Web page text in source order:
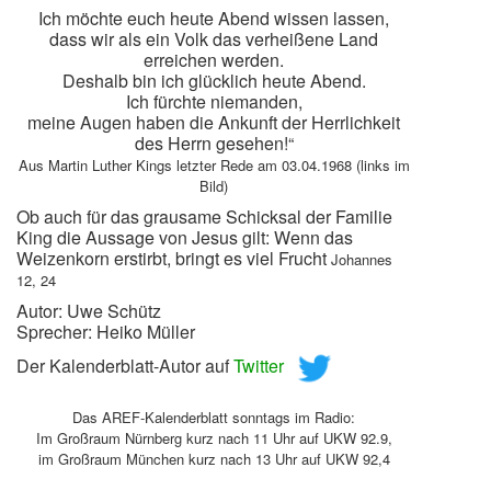
Ich möchte euch heute Abend wissen lassen,
dass wir als ein Volk das verheißene Land
erreichen werden.
Deshalb bin ich glücklich heute Abend.
Ich fürchte niemanden,
meine Augen haben die Ankunft der Herrlichkeit
des Herrn gesehen!“
Aus Martin Luther Kings letzter Rede am 03.04.1968 (links im
Bild)
Ob auch für das grausame Schicksal der Familie
King die Aussage von Jesus gilt: Wenn das
Weizenkorn erstirbt, bringt es viel Frucht Johannes
12, 24
Autor: Uwe Schütz
Sprecher: Heiko Müller
Der Kalenderblatt-Autor aufTwitter
Das AREF-Kalenderblatt sonntags im Radio:
Im Großraum Nürnberg kurz nach 11 Uhr auf UKW 92.9,
im Großraum München kurz nach 13 Uhr auf UKW 92,4